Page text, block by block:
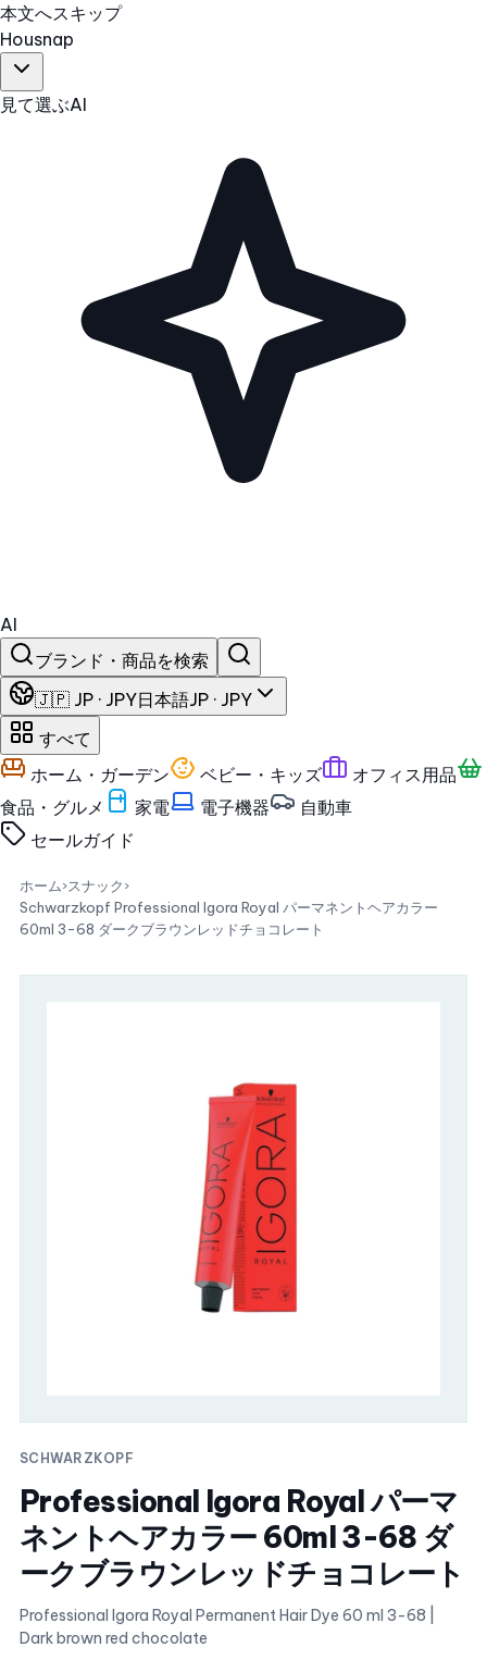
本文へスキップ
Housnap
見て選ぶAI
AI
ブランド・商品を検索
🇯🇵 JP · JPY日本語JP · JPY
すべて
ホーム・ガーデン
ベビー・キッズ
オフィス用品
食品・グルメ
家電 電子機器
自動車
セールガイド
ホーム›スナック›
Schwarzkopf Professional Igora Royal パーマネントヘアカラー
60ml 3-68 ダークブラウンレッドチョコレート
SCHWARZKOPF
Professional Igora Royal パーマ
ネントヘアカラー 60ml 3-68 ダ
ークブラウンレッドチョコレート
Professional Igora Royal Permanent Hair Dye 60 ml 3-68 |
Dark brown red chocolate